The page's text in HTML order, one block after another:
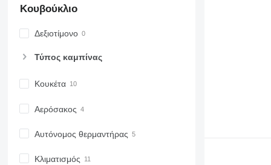
Κουβούκλιο
Δεξιοτίμονο
Τύπος καμπίνας
Κουκέτα
Αερόσακος
Αυτόνομος θερμαντήρας
Κλιματισμός